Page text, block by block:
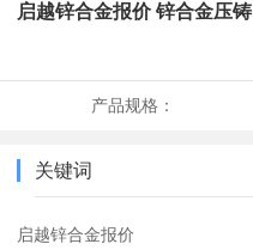
启越锌合金报价 锌合金压铸
产品规格：
关键词
启越锌合金报价